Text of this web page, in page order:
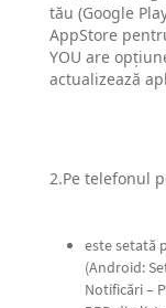
tău (Google
AppStore
YOU are
actualizează
2.Pe telefonul
este setată
(Android:
Notificări –